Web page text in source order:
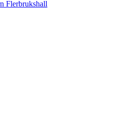
Flerbrukshall